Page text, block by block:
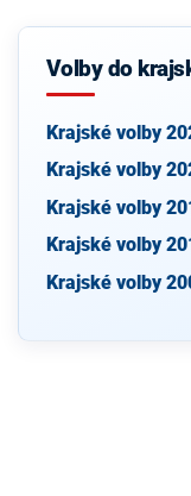
Volby do
Krajské volby
Krajské volby
Krajské volby
Krajské volby
Krajské volby